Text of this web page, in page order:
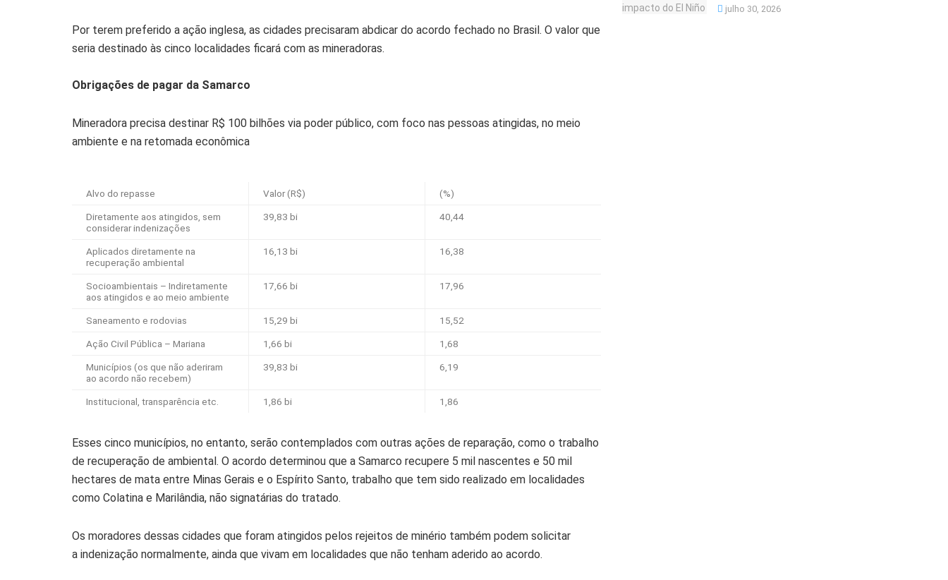
Por terem preferido a ação inglesa, as cidades precisaram abdicar do acordo fechado no Brasil. O valor que
seria destinado às cinco localidades ficará com as mineradoras.
Obrigações de pagar da Samarco
Mineradora precisa destinar R$ 100 bilhões via poder público, com foco nas pessoas atingidas, no meio
ambiente e na retomada econômica
Alvo do repasse Valor (R$) (%)
Diretamente aos atingidos, sem
considerar indenizações
39,83 bi 40,44
Aplicados diretamente na
recuperação ambiental
16,13 bi 16,38
Socioambientais – Indiretamente
aos atingidos e ao meio ambiente
17,66 bi 17,96
Saneamento e rodovias 15,29 bi 15,52
Ação Civil Pública – Mariana 1,66 bi 1,68
Municípios (os que não aderiram
ao acordo não recebem)
39,83 bi 6,19
Institucional, transparência etc. 1,86 bi 1,86
Esses cinco municípios, no entanto, serão contemplados com outras ações de reparação, como o trabalho
de recuperação de ambiental. O acordo determinou que a Samarco recupere 5 mil nascentes e 50 mil
hectares de mata entre Minas Gerais e o Espírito Santo, trabalho que tem sido realizado em localidades
como Colatina e Marilândia, não signatárias do tratado.
Os moradores dessas cidades que foram atingidos pelos rejeitos de minério também podem solicitar
a indenização normalmente, ainda que vivam em localidades que não tenham aderido ao acordo.
julho 30, 2026